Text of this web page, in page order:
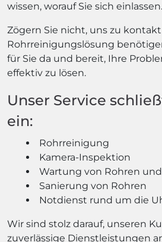
wissen, worauf Sie sich einlassen.
Zögern Sie nicht, uns zu
Rohrreinigungslösung
für Sie da und bereit, Ihre
effektiv zu lösen.
Unser Service
ein:
Rohrreinigung
Kamera-Inspektion
Wartung von Rohren
Sanierung von Rohren
Notdienst rund um die
Wir sind stolz darauf, unseren
zuverlässige Dienstleistungen